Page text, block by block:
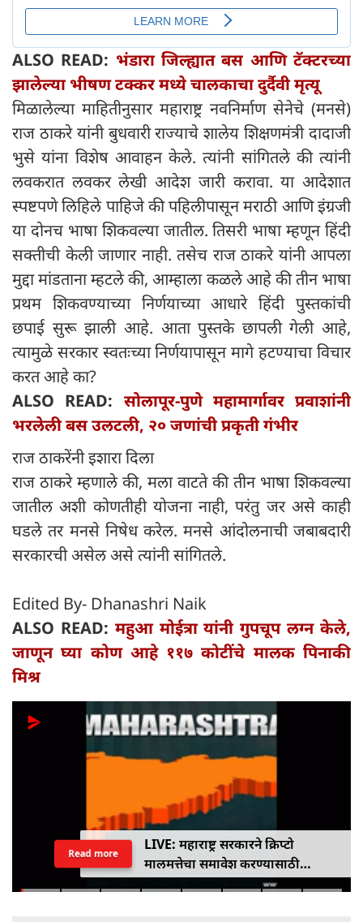
ALSO READ: भंडारा जिल्ह्यात बस आणि टॅक्टरच्या
झालेल्या भीषण टक्कर मध्ये चालकाचा दुर्दैवी मृत्यू
मिळालेल्या माहितीनुसार महाराष्ट्र नवनिर्माण सेनेचे (मनसे)
राज ठाकरे यांनी बुधवारी राज्याचे शालेय शिक्षणमंत्री दादाजी
भुसे यांना विशेष आवाहन केले. त्यांनी सांगितले की त्यांनी
लवकरात लवकर लेखी आदेश जारी करावा. या आदेशात
स्पष्टपणे लिहिले पाहिजे की पहिलीपासून मराठी आणि इंग्रजी
या दोनच भाषा शिकवल्या जातील. तिसरी भाषा म्हणून हिंदी
सक्तीची केली जाणार नाही. तसेच राज ठाकरे यांनी आपला
मुद्दा मांडताना म्हटले की, आम्हाला कळले आहे की तीन भाषा
प्रथम शिकवण्याच्या निर्णयाच्या आधारे हिंदी पुस्तकांची
छपाई सुरू झाली आहे. आता पुस्तके छापली गेली आहे,
त्यामुळे सरकार स्वतःच्या निर्णयापासून मागे हटण्याचा विचार
करत आहे का?
ALSO READ: सोलापूर-पुणे महामार्गावर प्रवाशांनी
भरलेली बस उलटली, २० जणांची प्रकृती गंभीर
राज ठाकरेंनी इशारा दिला
राज ठाकरे म्हणाले की, मला वाटते की तीन भाषा शिकवल्या
जातील अशी कोणतीही योजना नाही, परंतु जर असे काही
घडले तर मनसे निषेध करेल. मनसे आंदोलनाची जबाबदारी
सरकारची असेल असे त्यांनी सांगितले.
Edited By- Dhanashri Naik
ALSO READ: महुआ मोईत्रा यांनी गुपचूप लग्न केले,
जाणून घ्या कोण आहे ११७ कोटींचे मालक पिनाकी
मिश्र
LIVE: महाराष्ट्र सरकारने क्रिप्टो
मालमत्तेचा समावेश करण्यासाठी
एमपीआयडी कायद्यात दुरुस्ती केली
Read more